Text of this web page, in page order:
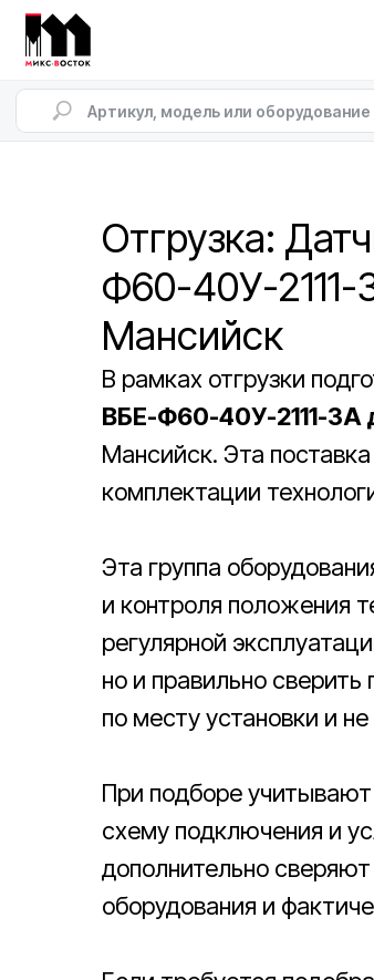
Отгрузка:
Ф60-40У-2111-
Мансийск
В рамках отгрузки
ВБЕ-Ф60-40У-2111-ЗА
Мансийск. Эта
комплектации
Эта группа
и контроля положения
регулярной
но и правильно
по месту установки и
При подборе учитывают
схему подключения и
дополнительно
оборудования и